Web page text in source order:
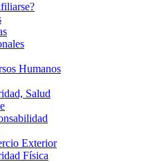
Humanos
Salud
Exterior
Física